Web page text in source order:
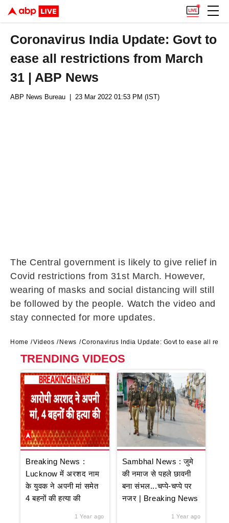
Coronavirus India Update: Govt to
ease all restrictions from March
31 | ABP News
ABP News Bureau | 23 Mar 2022 01:53 PM (IST)
The Central government is likely to give relief in
Covid restrictions from 31st March. However,
wearing of masks and social distancing will still
be followed by the people. Watch the video and
stay connected for more updates.
Home Videos News Coronavirus India Update: Govt to ease all
TRENDING VIDEOS
Breaking News :
Lucknow में अरशद नाम
के युवक ने अपनी मां समेत
4 बहनों की हत्या की
1 Year ago
Sambhal News : जुमे
की नमाज से पहले छावनी
बना संभल...चप्पे-चप्पे पर
नजर | Breaking News
1 Year ago